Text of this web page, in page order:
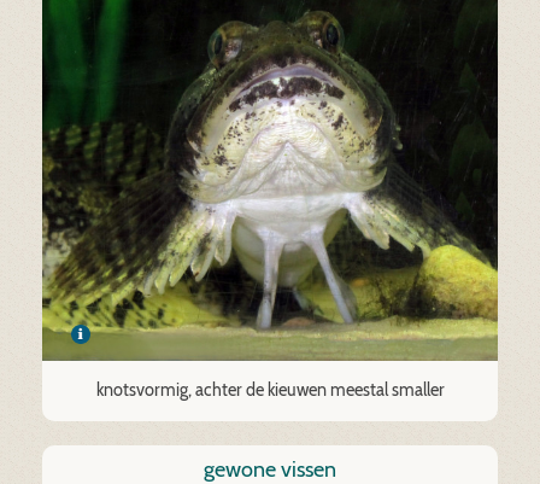
knotsvormig, achter de kieuwen meestal smaller
gewone vissen